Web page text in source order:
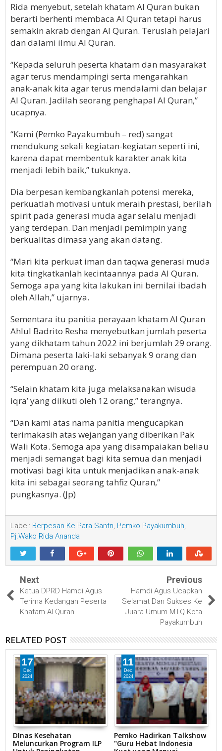
Rida menyebut, setelah khatam Al Quran bukan
berarti berhenti membaca Al Quran tetapi harus
semakin akrab dengan Al Quran. Teruslah pelajari
dan dalami ilmu Al Quran.
“Kepada seluruh peserta khatam dan masyarakat
agar terus mendampingi serta mengarahkan
anak-anak kita agar terus mendalami dan belajar
Al Quran. Jadilah seorang penghapal Al Quran,”
ucapnya.
“Kami (Pemko Payakumbuh – red) sangat
mendukung sekali kegiatan-kegiatan seperti ini,
karena dapat membentuk karakter anak kita
menjadi lebih baik,” tukuknya.
Dia berpesan kembangkanlah potensi mereka,
perkuatlah motivasi untuk meraih prestasi, berilah
spirit pada generasi muda agar selalu menjadi
yang terdepan. Dan menjadi pemimpin yang
berkualitas dimasa yang akan datang.
“Mari kita perkuat iman dan taqwa generasi muda
kita tingkatkanlah kecintaannya pada Al Quran.
Semoga apa yang kita lakukan ini bernilai ibadah
oleh Allah,” ujarnya.
Sementara itu panitia perayaan khatam Al Quran
Ahlul Badrito Resha menyebutkan jumlah peserta
yang dikhatam tahun 2022 ini berjumlah 29 orang.
Dimana peserta laki-laki sebanyak 9 orang dan
perempuan 20 orang.
“Selain khatam kita juga melaksanakan wisuda
iqra’ yang diikuti oleh 12 orang,” terangnya.
“Dan kami atas nama panitia mengucapkan
terimakasih atas wejangan yang diberikan Pak
Wali Kota. Semoga apa yang disampaiakan beliau
menjadi semangat bagi kita semua dan menjadi
motivasi bagi kita untuk menjadikan anak-anak
kita ini sebagai seorang tahfiz Quran,”
pungkasnya. (Jp)
Label: Berpesan Ke Para Santri Pemko Payakumbuh
Pj.Wako Rida Ananda
Next
Ketua DPRD Hamdi Agus
Terima Kedangan Peserta
Khatam Al Quran
Previous
Hamdi Agus Ucapkan
Selamat Dan Sukses Ke
Juara Umum MTQ Kota
Payakumbuh
RELATED POST
17
Dec
2024
DInas Kesehatan
Meluncurkan Program ILP
11
Dec
2024
Pemko Hadirkan Talkshow
"Guru Hebat Indonesia